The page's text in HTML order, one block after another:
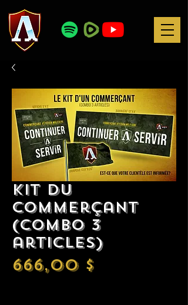
Kit du
commerçant
(combo 3
articles)
666,00 $Prix